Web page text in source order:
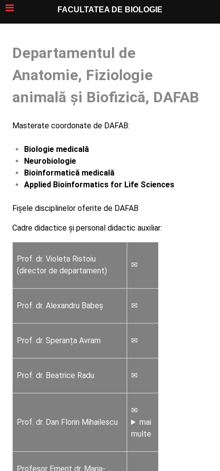
FACULTATEA DE BIOLOGIE
Departamentul de
Anatomie, Fiziologie
animală și Biofizică, DAFAB
Masterate coordonate de DAFAB:
Biologie medicală
Neurobiologie
Bioinformatică medicală
Applied Bioinformatics for Life Sciences
Fișele disciplinelor oferite de DAFAB
Cadre didactice și personal didactic auxiliar:
Prof. dr. Violeta Ristoiu
(director de departament)
✉
Prof. dr. Alexandru Babeș ✉
Prof. dr. Speranța Avram ✉
Prof. dr. Beatrice Radu ✉
Prof. dr. Dan Florin Mihailescu
✉
mai
multe
Profesor Emerit dr. Maria-